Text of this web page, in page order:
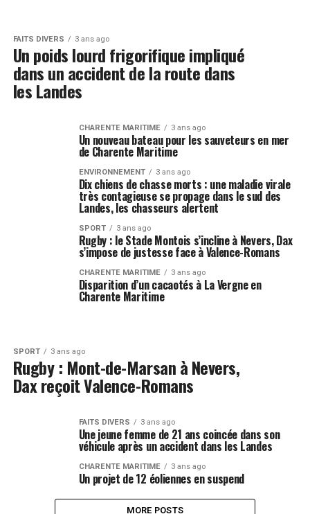
FAITS DIVERS 3 ans ago
Un poids lourd frigorifique impliqué
dans un accident de la route dans
les Landes
CHARENTE MARITIME 3 ans ago
Un nouveau bateau pour les sauveteurs en mer
de Charente Maritime
ENVIRONNEMENT 3 ans ago
Dix chiens de chasse morts : une maladie virale
très contagieuse se propage dans le sud des
Landes, les chasseurs alertent
SPORT 3 ans ago
Rugby : le Stade Montois s’incline à Nevers, Dax
s’impose de justesse face à Valence-Romans
CHARENTE MARITIME 3 ans ago
Disparition d’un cacaotés à La Vergne en
Charente Maritime
SPORT 3 ans ago
Rugby : Mont-de-Marsan à Nevers,
Dax reçoit Valence-Romans
FAITS DIVERS 3 ans ago
Une jeune femme de 21 ans coincée dans son
véhicule après un accident dans les Landes
CHARENTE MARITIME 3 ans ago
Un projet de 12 éoliennes en suspend
MORE POSTS